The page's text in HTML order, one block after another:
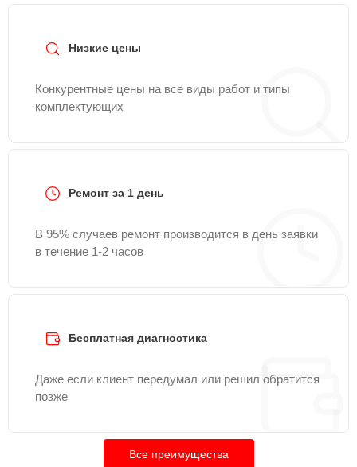
Низкие цены
Конкурентные цены на все виды работ и типы
комплектующих
Ремонт за 1 день
В 95% случаев ремонт производится в день заявки
в течение 1-2 часов
Бесплатная диагностика
Даже если клиент передумал или решил обратится
позже
Все преимущества